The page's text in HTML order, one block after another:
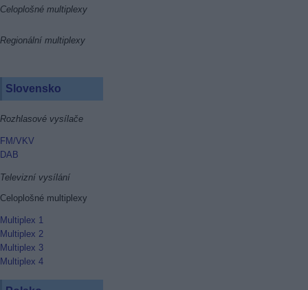
Celoplošné multiplexy
Regionální multiplexy
Slovensko
Rozhlasové vysílače
FM/VKV
DAB
Televizní vysílání
Celoplošné multiplexy
Multiplex 1
Multiplex 2
Multiplex 3
Multiplex 4